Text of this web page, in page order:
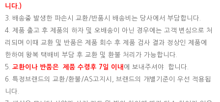
니다.)
3. 배송중 발생한 파손시 교환/반품시 배송비는 당사에서 부담합니다.
4. 제품 출고 후 제품의 하자 및 오배송이 아닌 경우에는 고객 변심으로 처
리되며 이때 교환 및 반품은 제품 회수 후 제품 검사 결과 정상인 제품에
한하여 왕복 택배비 부담 후 교환 및 환불 처리가 가능합니다.
5. 교환이나 반품은 제품 수령후 7일 이내 에 보내주셔야 합니다.
6. 특정브랜드의 교환/환불/AS고지시, 브랜드의 개별기준이 우선 적용됩
니다.